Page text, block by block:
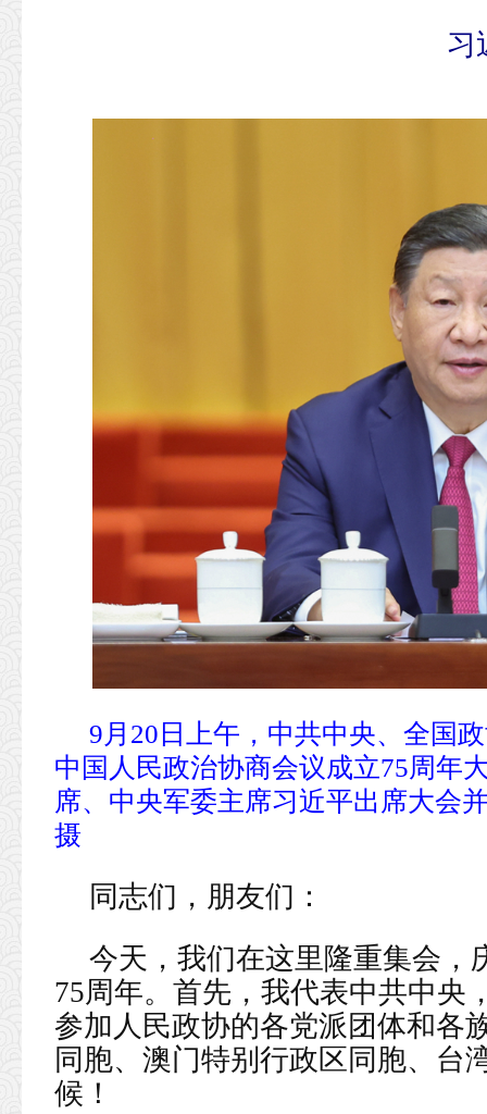
习
9月20日上午，中共中央、全国
中国人民政治协商会议成立75周年
席、中央军委主席习近平出席大会
摄
同志们，朋友们：
今天，我们在这里隆重集会，
75周年。首先，我代表中共中央
参加人民政协的各党派团体和各
同胞、澳门特别行政区同胞、台
候！